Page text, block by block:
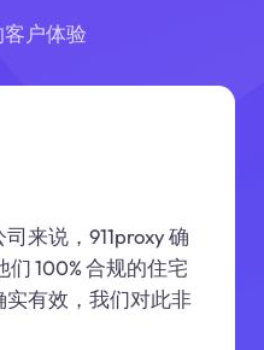
户体验
来说，911proxy 确
100% 合规的住宅
有效，我们对此非